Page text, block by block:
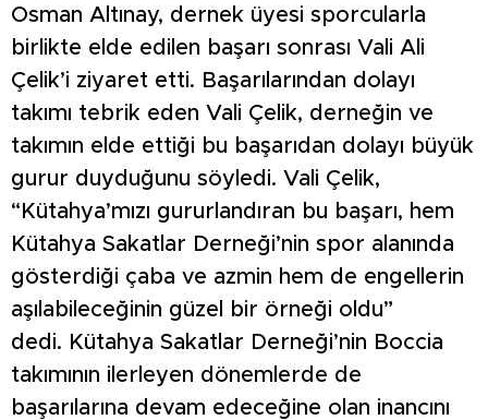
Osman Altınay, dernek üyesi sporcularla
birlikte elde edilen başarı sonrası Vali Ali
Çelik’i ziyaret etti. Başarılarından dolayı
takımı tebrik eden Vali Çelik, derneğin ve
takımın elde ettiği bu başarıdan dolayı büyük
gurur duyduğunu söyledi. Vali Çelik,
“Kütahya’mızı gururlandıran bu başarı, hem
Kütahya Sakatlar Derneği’nin spor alanında
gösterdiği çaba ve azmin hem de engellerin
aşılabileceğinin güzel bir örneği oldu”
dedi. Kütahya Sakatlar Derneği’nin Boccia
takımının ilerleyen dönemlerde de
başarılarına devam edeceğine olan inancını